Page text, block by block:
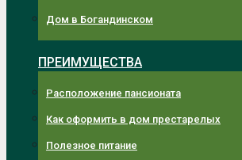
Дом в Богандинском
ПРЕИМУЩЕСТВА
Расположение пансионата
Как оформить в дом престарелых
Полезное питание